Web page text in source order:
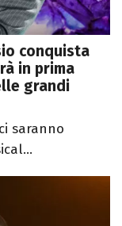
conquista
in prima
grandi
saranno